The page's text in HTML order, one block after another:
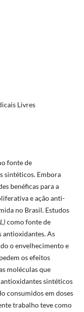
Livres
fonte de
sintéticos. Embora
benéficas para a
e ação anti-
no Brasil. Estudos
como fonte de
antioxidantes. As
o envelhecimento e
os efeitos
moléculas que
sintéticos
consumidos em doses
trabalho teve como